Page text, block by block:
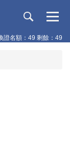
證名額：49 剩餘：49